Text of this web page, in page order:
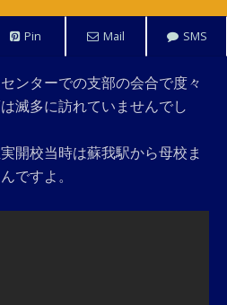
Pin Mail SMS
ンターでの支部の会合で度々
滅多に訪れていませんでし
開校当時は蘇我駅から母校ま
ですよ。